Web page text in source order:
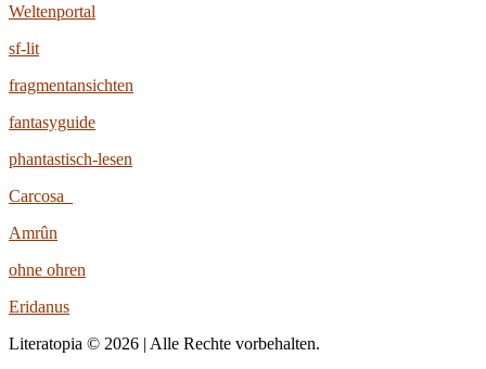
Weltenportal
sf-lit
fragmentansichten
fantasyguide
phantastisch-lesen
Carcosa
Amrûn
ohne ohren
Eridanus
Literatopia © 2026 | Alle Rechte vorbehalten.